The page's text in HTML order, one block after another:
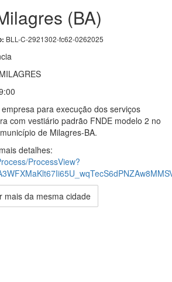
(BA)
BLL-C-2921302-fc62-0262025
para execução dos serviços
com vestiário padrão FNDE modelo 2 no
de Milagres-BA.
detalhes:
ProcessView?
mais da mesma cidade